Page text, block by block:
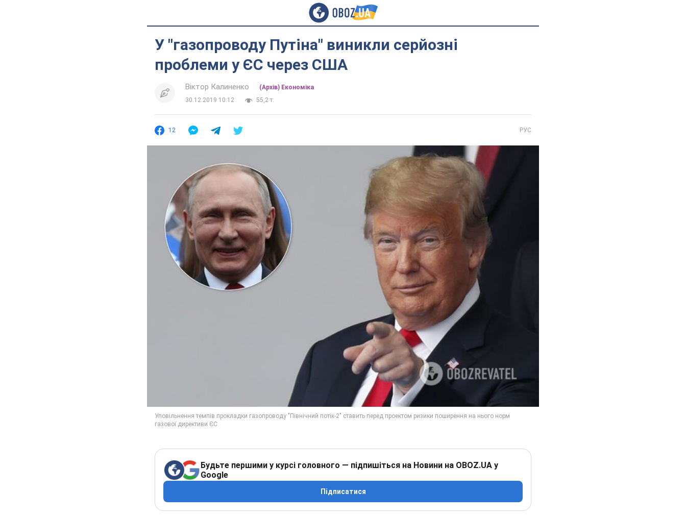
У "газопроводу Путіна" виникли серйозні
проблеми у ЄС через США
Віктор Калиненко
(Архів) Економіка
30.12.2019 10:12
55,2 т.
12 РУС
Будьте першими у курсі головного — підпишіться на Новини на OBOZ.UA у
Google
Підписатися